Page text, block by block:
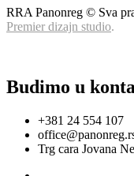
RRA Panonreg © Sva
Premier dizajn studio.
Budimo u
+381 24 554 107
Trg cara Jovana